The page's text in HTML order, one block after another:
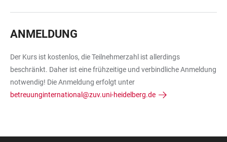
ANMELDUNG
Der Kurs ist kostenlos, die Teilnehmerzahl ist allerdings
beschränkt. Daher ist eine frühzeitige und verbindliche Anmeldung
notwendig! Die Anmeldung erfolgt unter
betreuunginternational@zuv.uni-heidelberg.de